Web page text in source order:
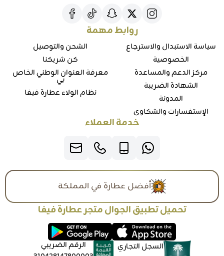
روابط مهمة
سياسة الاستبدال والاسترجاع
الخصوصية
مركز الدعم والمساعدة
الشهادة الضريبة
المدونة
الإستفسارات والشكاوي
الشحن والتوصيل
كن شريكنا
معرفة العنوان الوطني الخاص
بي
نظام الولاء عطارة فيفا
خدمة العملاء
أفضل عطارة في المملكة
تحميل تطبيق الجوال متجر عطارة فيفا
السجل التجاري
الرقم الضريبي